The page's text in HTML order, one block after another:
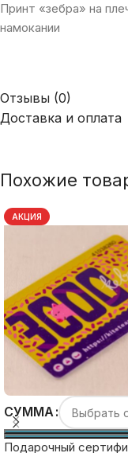
Принт «зебра» на
намокании
Отзывы (0)
Доставка и оплата
Похожие
АКЦИЯ
СУММА
Подарочный